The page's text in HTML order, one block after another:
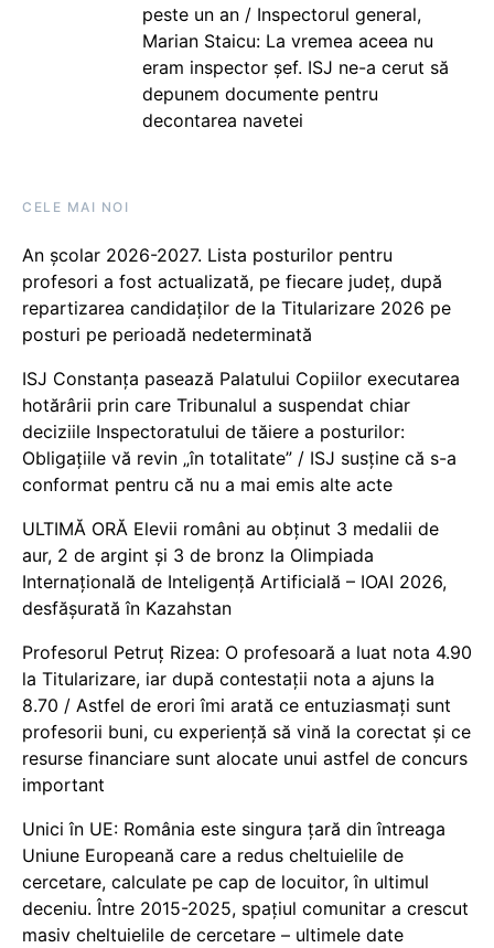
peste un an / Inspectorul general,
Marian Staicu: La vremea aceea nu
eram inspector șef. ISJ ne-a cerut să
depunem documente pentru
decontarea navetei
CELE MAI NOI
An școlar 2026-2027. Lista posturilor pentru
profesori a fost actualizată, pe fiecare județ, după
repartizarea candidaților de la Titularizare 2026 pe
posturi pe perioadă nedeterminată
ISJ Constanța pasează Palatului Copiilor executarea
hotărârii prin care Tribunalul a suspendat chiar
deciziile Inspectoratului de tăiere a posturilor:
Obligațiile vă revin „în totalitate” / ISJ susține că s-a
conformat pentru că nu a mai emis alte acte
ULTIMĂ ORĂ Elevii români au obținut 3 medalii de
aur, 2 de argint și 3 de bronz la Olimpiada
Internațională de Inteligență Artificială – IOAI 2026,
desfășurată în Kazahstan
Profesorul Petruț Rizea: O profesoară a luat nota 4.90
la Titularizare, iar după contestații nota a ajuns la
8.70 / Astfel de erori îmi arată ce entuziasmați sunt
profesorii buni, cu experiență să vină la corectat și ce
resurse financiare sunt alocate unui astfel de concurs
important
Unici în UE: România este singura țară din întreaga
Uniune Europeană care a redus cheltuielile de
cercetare, calculate pe cap de locuitor, în ultimul
deceniu. Între 2015-2025, spațiul comunitar a crescut
masiv cheltuielile de cercetare – ultimele date